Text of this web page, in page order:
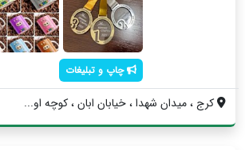
چاپ و تبلیغات
کرج ، میدان شهدا ، خیابان ابان ، کوچه او...